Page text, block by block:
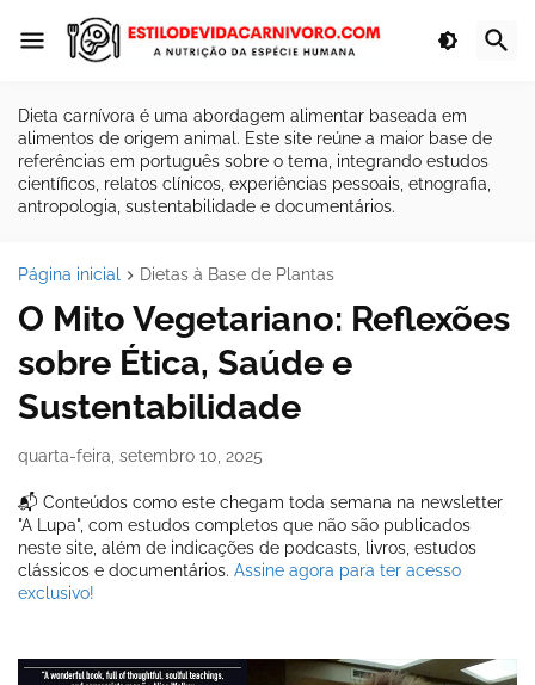
Dieta carnívora é uma abordagem alimentar baseada em
alimentos de origem animal. Este site reúne a maior base de
referências em português sobre o tema, integrando estudos
científicos, relatos clínicos, experiências pessoais, etnografia,
antropologia, sustentabilidade e documentários.
Página inicial Dietas à Base de Plantas
O Mito Vegetariano: Reflexões
sobre Ética, Saúde e
Sustentabilidade
quarta-feira, setembro 10, 2025
📬 Conteúdos como este chegam toda semana na newsletter
"A Lupa", com estudos completos que não são publicados
neste site, além de indicações de podcasts, livros, estudos
clássicos e documentários. Assine agora para ter acesso
exclusivo!